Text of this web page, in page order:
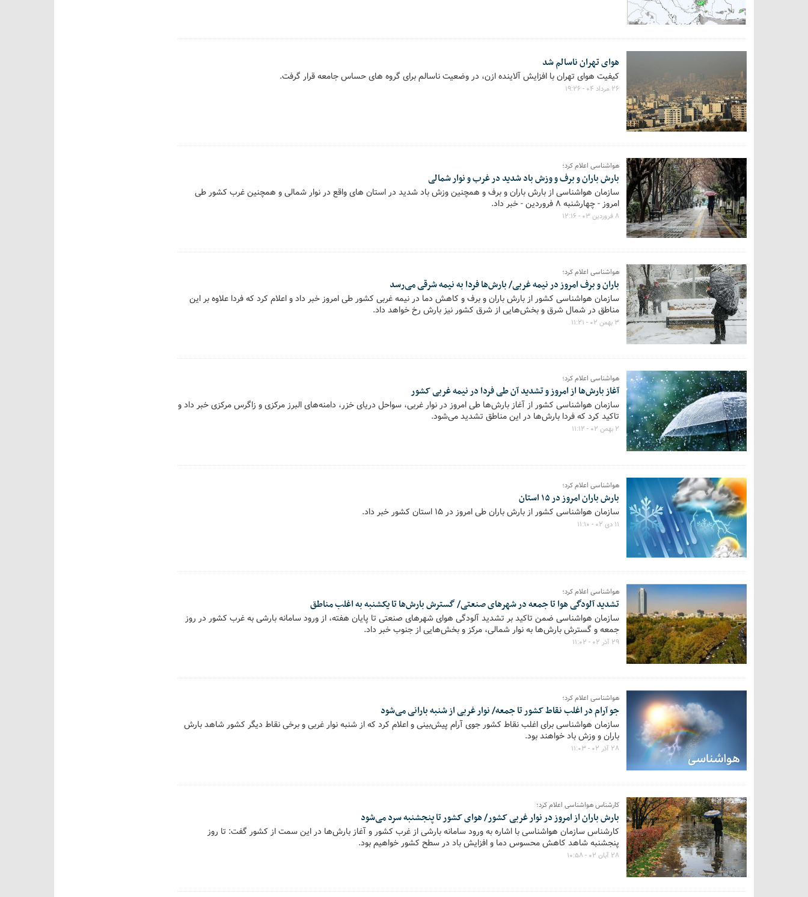
هوای تهران ناسالم شد
کیفیت هوای تهران با افزایش آلاینده ازن، در وضعیت ناسالم برای گروه های حساس جامعه قرار گرفت.
۲۶ مرداد ۰۴ - ۱۹:۲۶
هواشناسی اعلام کرد؛
بارش باران و برف و وزش باد شدید در غرب و نوار شمالی
سازمان هواشناسی از بارش باران و برف و همچنین وزش باد شدید در استان های واقع در نوار شمالی و همچنین غرب کشور طی
امروز - چهارشنبه ۸ فروردین - خبر داد.
۸ فروردین ۰۳ - ۱۲:۱۶
هواشناسی اعلام کرد؛
باران و برف امروز در نیمه غربی/ بارش‌ها فردا به نیمه شرقی می‌رسد
سازمان هواشناسی کشور از بارش باران و برف و کاهش دما در نیمه غربی کشور طی امروز خبر داد و اعلام کرد که فردا علاوه بر این
مناطق در شمال شرق و بخش‌هایی از شرق کشور نیز بارش رخ خواهد داد.
۳ بهمن ۰۲ - ۱۱:۲۱
هواشناسی اعلام کرد؛
آغاز بارش‌ها از امروز و تشدید آن طی فردا در نیمه غربی کشور
سازمان هواشناسی کشور از آغاز بارش‌ها طی امروز در نوار غربی، سواحل دریای خزر، دامنه‌های البرز مرکزی و زاگرس مرکزی خبر داد و
تاکید کرد که فردا بارش‌ها در این مناطق تشدید می‌شود.
۲ بهمن ۰۲ - ۱۱:۱۲
هواشناسی اعلام کرد؛
بارش باران امروز در ۱۵ استان
سازمان هواشناسی کشور از بارش باران طی امروز در ۱۵ استان کشور خبر داد.
۱۱ دی ۰۲ - ۱۱:۱۰
هواشناسی اعلام کرد؛
تشدید آلودگی هوا تا جمعه در شهرهای صنعتی/ گسترش بارش‌ها تا یکشنبه به اغلب مناطق
سازمان هواشناسی ضمن تاکید بر تشدید آلودگی هوای شهرهای صنعتی تا پایان هفته، از ورود سامانه بارشی به غرب کشور در روز
جمعه و گسترش بارش‌ها به نوار شمالی، مرکز و بخش‌هایی از جنوب خبر داد.
۲۹ آذر ۰۲ - ۱۱:۰۲
هواشناسی اعلام کرد؛
جو آرام در اغلب نقاط کشور تا جمعه/ نوار غربی از شنبه بارانی می‌شود
سازمان هواشناسی برای اغلب نقاط کشور جوی آرام پیش‌بینی و اعلام کرد که از شنبه نوار غربی و برخی نقاط دیگر کشور شاهد بارش
باران و وزش باد خواهند بود.
۲۸ آذر ۰۲ - ۱۱:۰۳
کارشناس هواشناسی اعلام کرد؛
بارش باران از امروز در نوار غربی کشور/ هوای کشور تا پنجشنبه سرد می‌شود
کارشناس سازمان هواشناسی با اشاره به ورود سامانه بارشی از غرب کشور و آغاز بارش‌ها در این سمت از کشور گفت: تا روز
پنجشنبه شاهد کاهش محسوس دما و افزایش باد در سطح کشور خواهیم بود.
۲۸ آبان ۰۲ - ۱۰:۵۸